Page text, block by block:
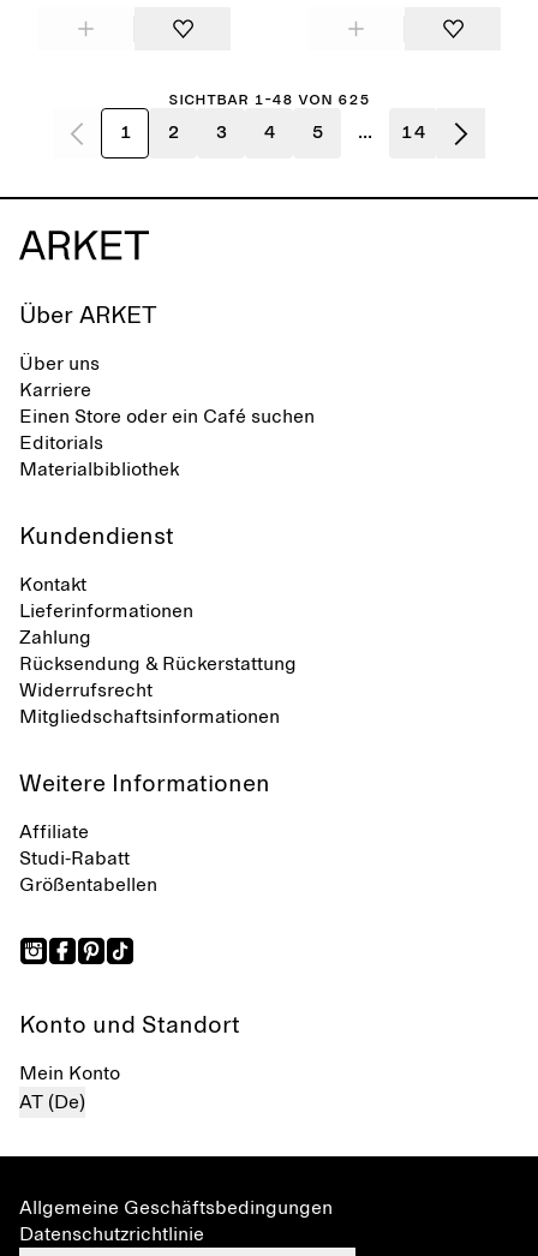
Sichtbar 1-48 von 625
1 2 3 4 5 ... 14
Über ARKET
Über uns
Karriere
Einen Store oder ein Café suchen
Editorials
Materialbibliothek
Kundendienst
Kontakt
Lieferinformationen
Zahlung
Rücksendung & Rückerstattung
Widerrufsrecht
Mitgliedschaftsinformationen
Weitere Informationen
Affiliate
Studi-Rabatt
Größentabellen
Konto und Standort
Mein Konto
AT (De)
Allgemeine Geschäftsbedingungen
Datenschutzrichtlinie